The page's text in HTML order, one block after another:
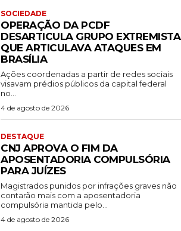
SOCIEDADE
OPERAÇÃO DA PCDF
DESARTICULA GRUPO EXTREMISTA
QUE ARTICULAVA ATAQUES EM
BRASÍLIA
Ações coordenadas a partir de redes sociais
visavam prédios públicos da capital federal
no...
4 de agosto de 2026
DESTAQUE
CNJ APROVA O FIM DA
APOSENTADORIA COMPULSÓRIA
PARA JUÍZES
Magistrados punidos por infrações graves não
contarão mais com a aposentadoria
compulsória mantida pelo...
4 de agosto de 2026